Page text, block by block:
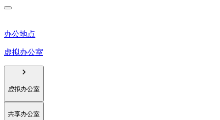
办公地点
虚拟办公室
虚拟办公室
共享办公室